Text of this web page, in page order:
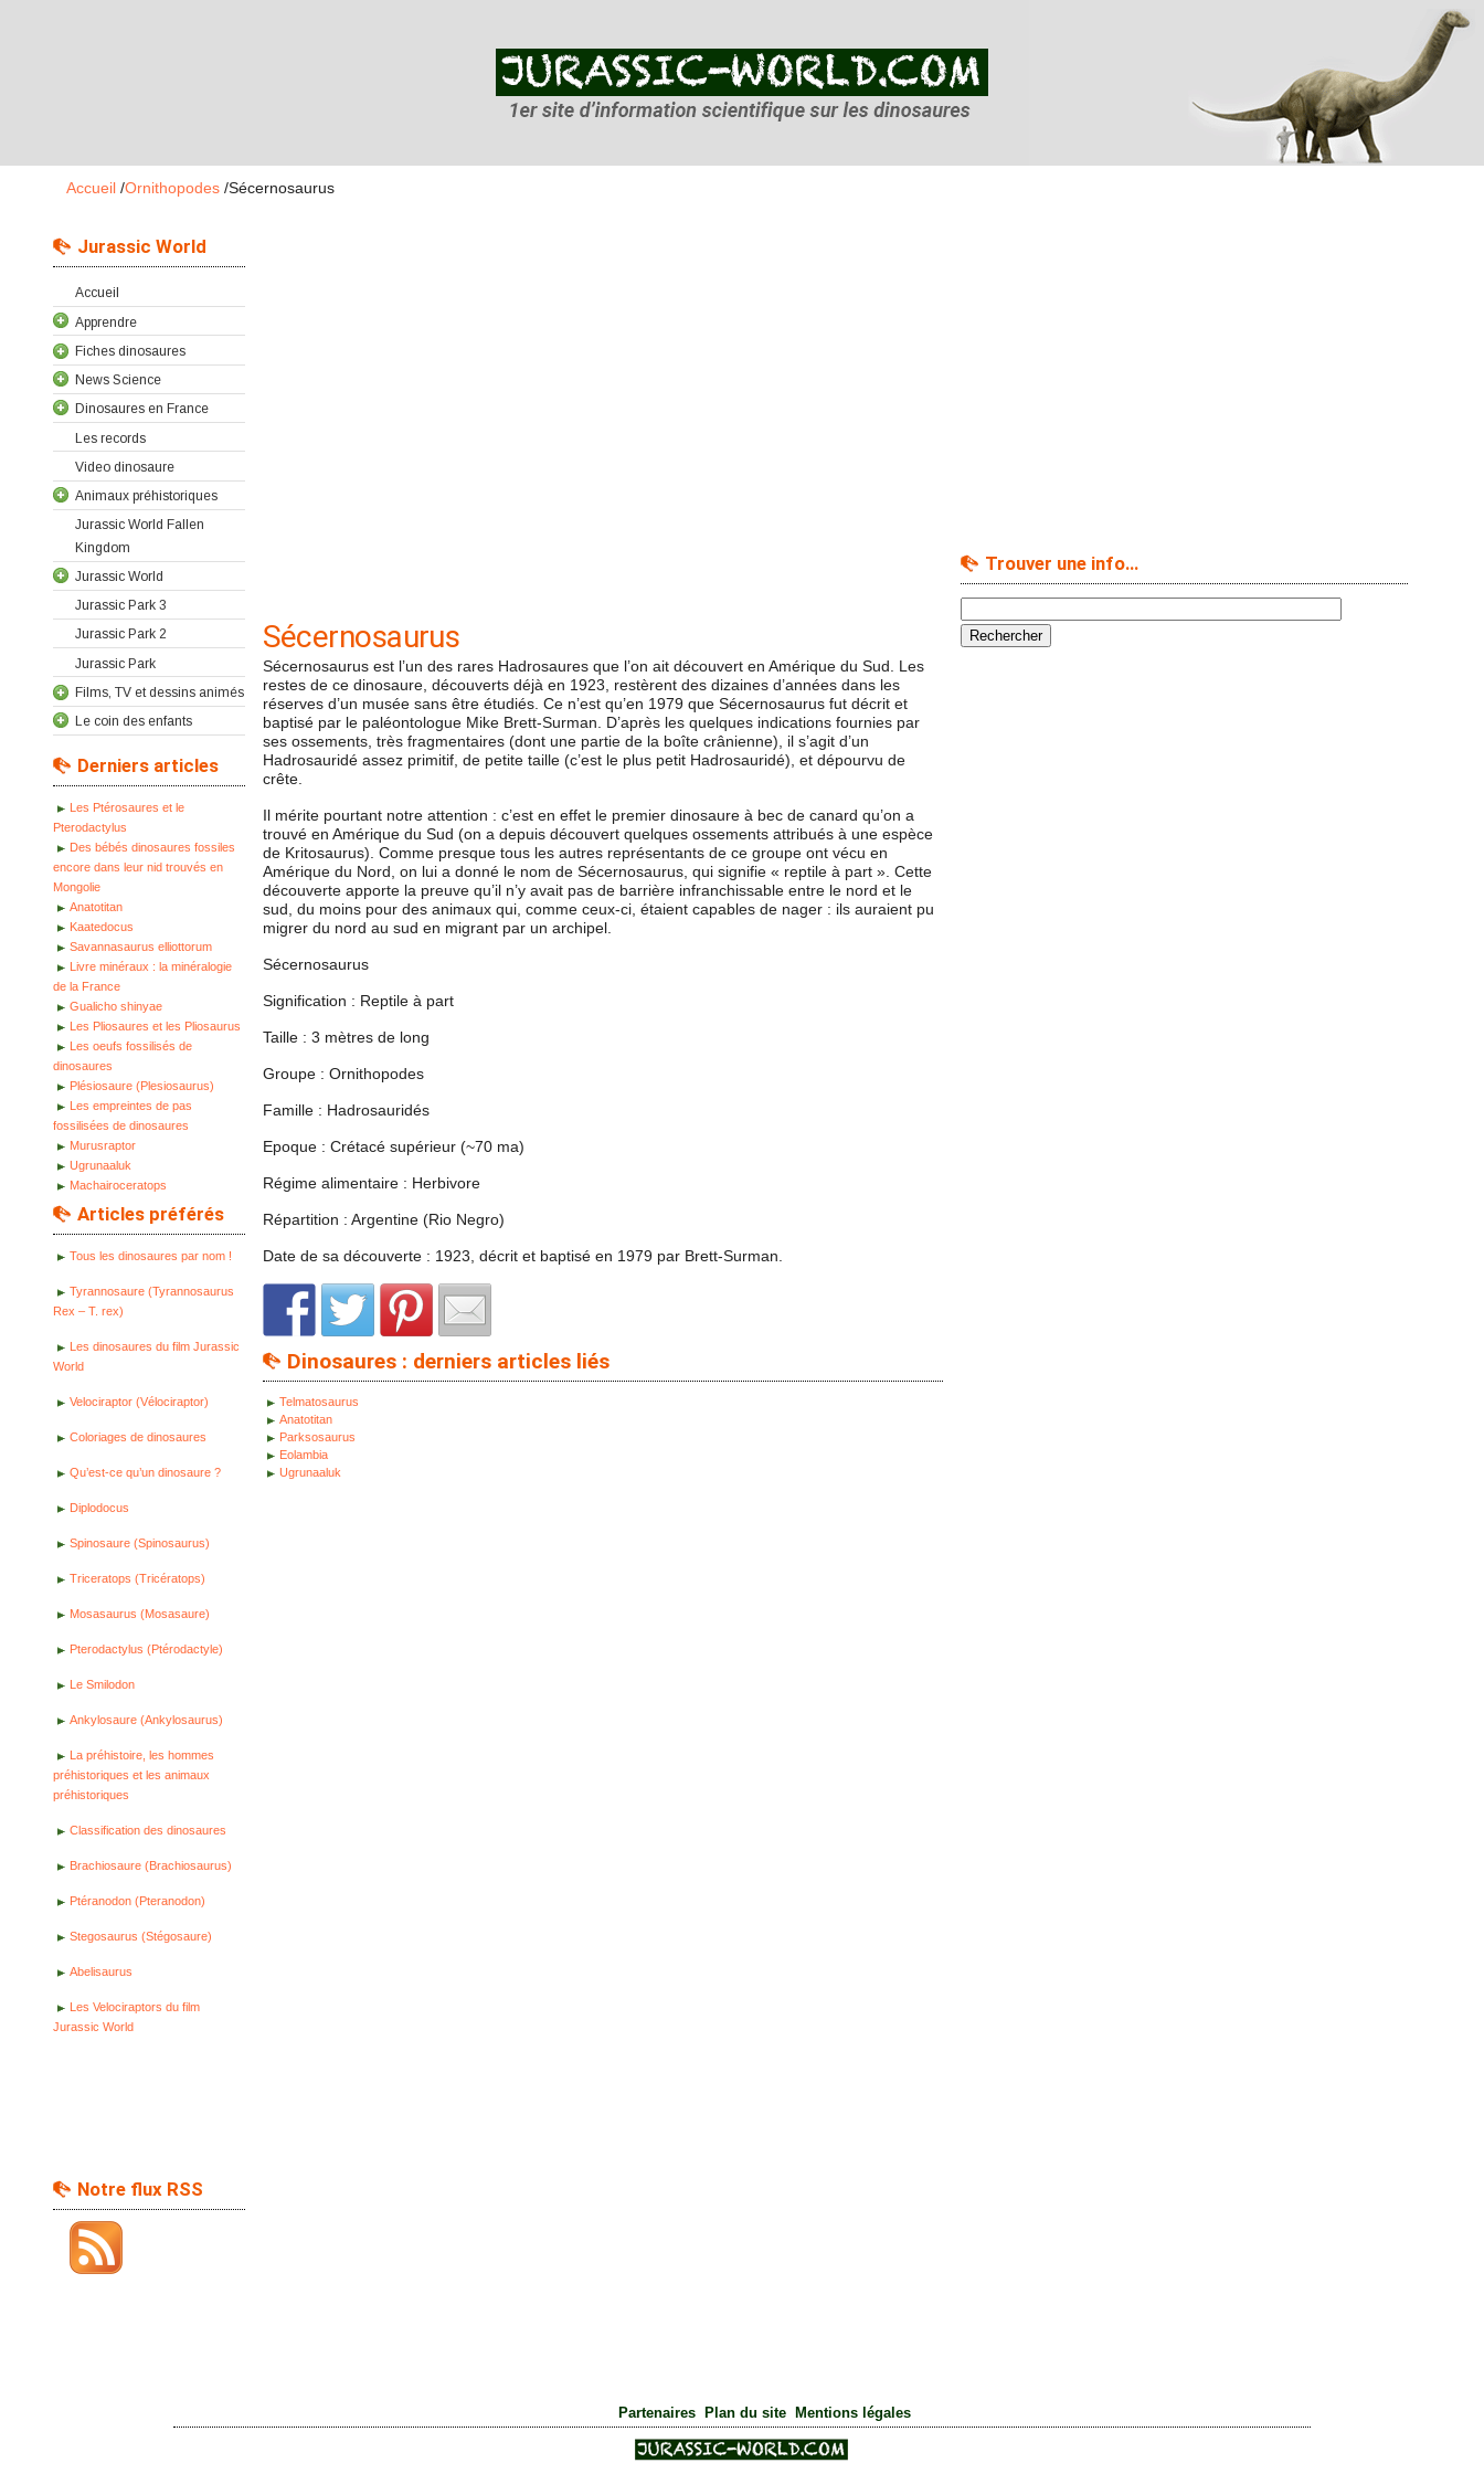
Accueil /Ornithopodes /Sécernosaurus
Jurassic World
Accueil
Apprendre
Fiches dinosaures
News Science
Dinosaures en France
Les records
Video dinosaure
Animaux préhistoriques
Jurassic World Fallen
Kingdom
Jurassic World
Jurassic Park 3
Jurassic Park 2
Jurassic Park
Films, TV et dessins animés
Le coin des enfants
Derniers articles
Les Ptérosaures et le
Pterodactylus
Des bébés dinosaures fossiles
encore dans leur nid trouvés en
Mongolie
Anatotitan
Kaatedocus
Savannasaurus elliottorum
Livre minéraux : la minéralogie
de la France
Gualicho shinyae
Les Pliosaures et les Pliosaurus
Les oeufs fossilisés de
dinosaures
Plésiosaure (Plesiosaurus)
Les empreintes de pas
fossilisées de dinosaures
Murusraptor
Ugrunaaluk
Machairoceratops
Articles préférés
Tous les dinosaures par nom !
Tyrannosaure (Tyrannosaurus
Rex – T. rex)
Les dinosaures du film Jurassic
World
Velociraptor (Vélociraptor)
Coloriages de dinosaures
Qu’est-ce qu’un dinosaure ?
Diplodocus
Spinosaure (Spinosaurus)
Triceratops (Tricératops)
Mosasaurus (Mosasaure)
Pterodactylus (Ptérodactyle)
Le Smilodon
Ankylosaure (Ankylosaurus)
La préhistoire, les hommes
préhistoriques et les animaux
préhistoriques
Classification des dinosaures
Brachiosaure (Brachiosaurus)
Ptéranodon (Pteranodon)
Stegosaurus (Stégosaure)
Abelisaurus
Les Velociraptors du film
Jurassic World
Notre flux RSS
Sécernosaurus
Sécernosaurus est l’un des rares Hadrosaures que l’on ait découvert en Amérique du Sud. Les
restes de ce dinosaure, découverts déjà en 1923, restèrent des dizaines d’années dans les
réserves d’un musée sans être étudiés. Ce n’est qu’en 1979 que Sécernosaurus fut décrit et
baptisé par le paléontologue Mike Brett-Surman. D’après les quelques indications fournies par
ses ossements, très fragmentaires (dont une partie de la boîte crânienne), il s’agit d’un
Hadrosauridé assez primitif, de petite taille (c’est le plus petit Hadrosauridé), et dépourvu de
crête.
Il mérite pourtant notre attention : c’est en effet le premier dinosaure à bec de canard qu’on a
trouvé en Amérique du Sud (on a depuis découvert quelques ossements attribués à une espèce
de Kritosaurus). Comme presque tous les autres représentants de ce groupe ont vécu en
Amérique du Nord, on lui a donné le nom de Sécernosaurus, qui signifie « reptile à part ». Cette
découverte apporte la preuve qu’il n’y avait pas de barrière infranchissable entre le nord et le
sud, du moins pour des animaux qui, comme ceux-ci, étaient capables de nager : ils auraient pu
migrer du nord au sud en migrant par un archipel.
Sécernosaurus
Signification : Reptile à part
Taille : 3 mètres de long
Groupe : Ornithopodes
Famille : Hadrosauridés
Epoque : Crétacé supérieur (~70 ma)
Régime alimentaire : Herbivore
Répartition : Argentine (Rio Negro)
Date de sa découverte : 1923, décrit et baptisé en 1979 par Brett-Surman.
Dinosaures : derniers articles liés
Telmatosaurus
Anatotitan
Parksosaurus
Eolambia
Ugrunaaluk
Trouver une info…
Partenaires| Plan du site| Mentions légales